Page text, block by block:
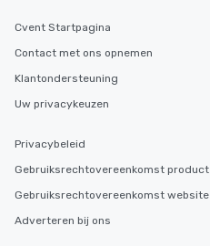
Cvent Startpagina
Contact met ons opnemen
Klantondersteuning
Uw privacykeuzen
Privacybeleid
Gebruiksrechtovereenkomst product
Gebruiksrechtovereenkomst website
Adverteren bij ons